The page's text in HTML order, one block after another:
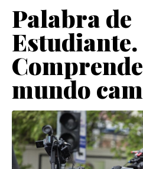
Palabra de
Estudiante.
mundo